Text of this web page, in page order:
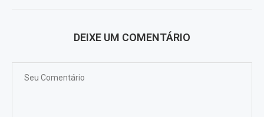
DEIXE UM COMENTÁRIO